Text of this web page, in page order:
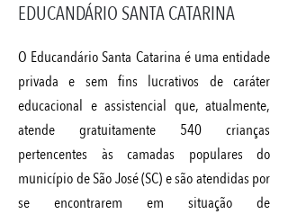
EDUCANDÁRIO SANTA CATARINA
O Educandário Santa Catarina é uma entidade
privada e sem fins lucrativos de caráter
educacional e assistencial que, atualmente,
atende gratuitamente 540 crianças
pertencentes às camadas populares do
município de São José (SC) e são atendidas por
se encontrarem em situação de